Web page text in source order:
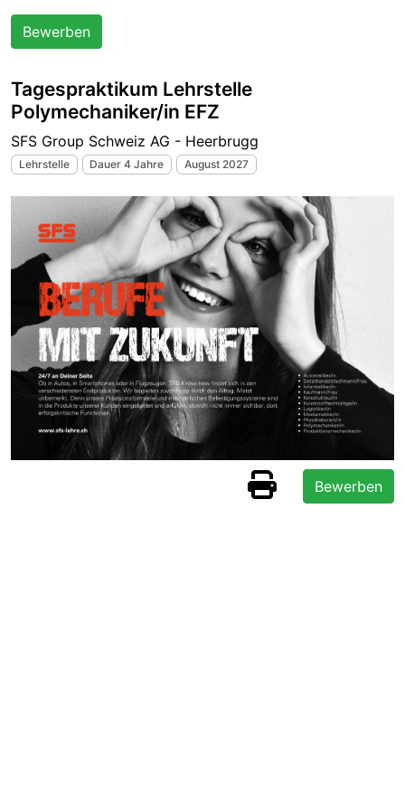
Bewerben
Tagespraktikum Lehrstelle
Polymechaniker/in EFZ
SFS Group Schweiz AG - Heerbrugg
Lehrstelle Dauer 4 Jahre August 2027
Bewerben